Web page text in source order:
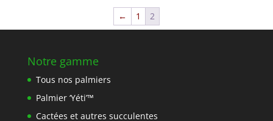
← 1 2
Notre gamme
Tous nos palmiers
Palmier ‘Yéti’™
Cactées et autres succulentes